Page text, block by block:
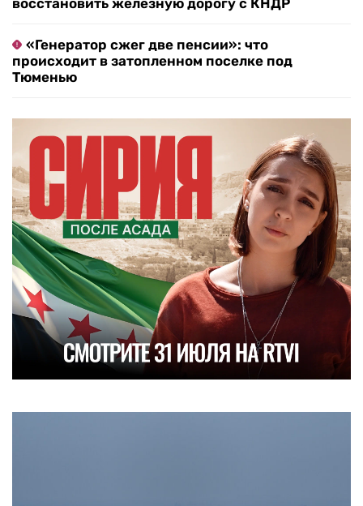
восстановить железную дорогу с КНДР
«Генератор сжег две пенсии»: что
происходит в затопленном поселке под
Тюменью